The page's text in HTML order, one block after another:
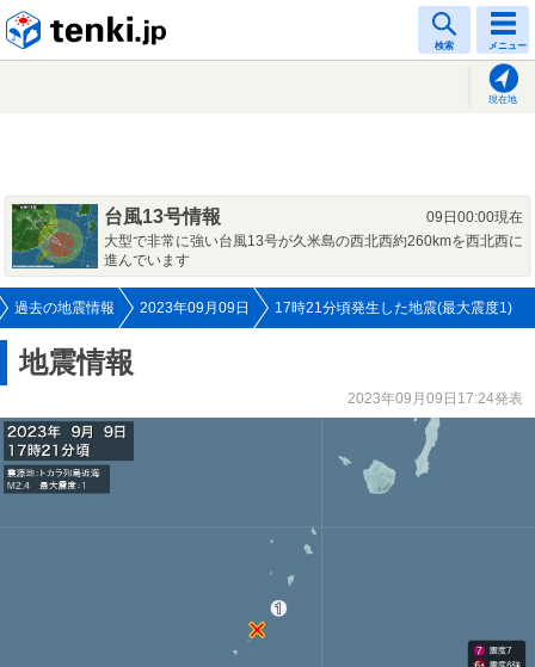
検索 メニュー
現在地
台風13号情報
09日00:00現在
大型で非常に強い台風13号が久米島の西北西約260kmを西北西に
進んでいます
過去の地震情報 2023年09月09日 17時21分頃発生した地震(最大震度1)
地震情報
2023年09月09日17:24発表